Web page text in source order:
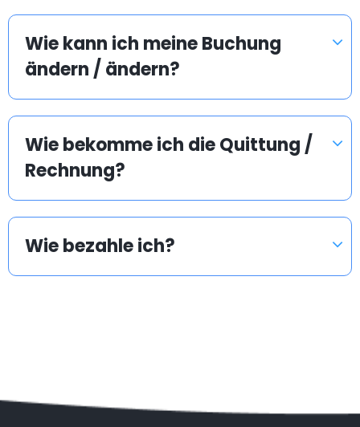
Wie kann ich meine Buchung
ändern / ändern?
Wie bekomme ich die Quittung /
Rechnung?
Wie bezahle ich?